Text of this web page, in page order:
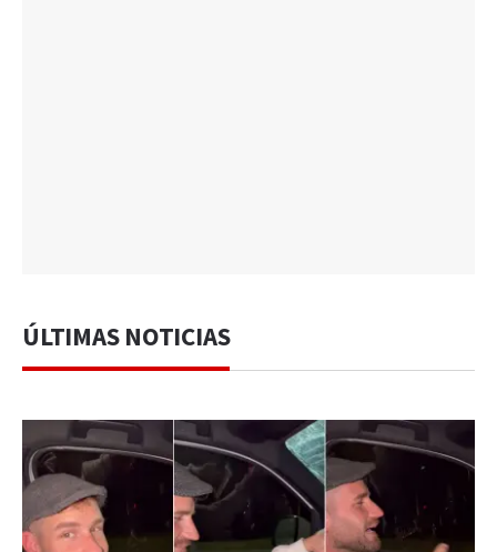
ÚLTIMAS NOTICIAS